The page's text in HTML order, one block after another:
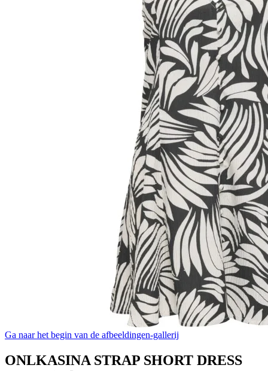
Ga naar het begin van de afbeeldingen-gallerij
ONLKASINA STRAP SHORT DRESS